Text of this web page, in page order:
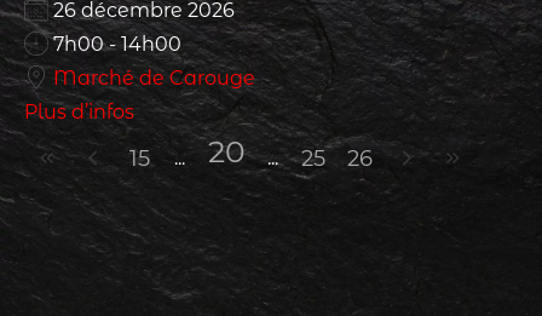
26 décembre 2026
7h00 - 14h00
Marché de Carouge
Plus d’infos
15 20 25 26